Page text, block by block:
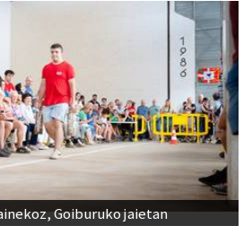
Goiburuko jaietan